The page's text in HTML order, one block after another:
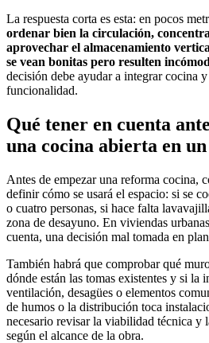
La respuesta corta es esta: en pocos
ordenar bien la circulación,
aprovechar el almacenamiento
se vean bonitas pero resulten
decisión debe ayudar a integrar cocina
funcionalidad.
Qué tener en cuenta
una cocina abierta en
Antes de empezar una reforma cocina,
definir cómo se usará el espacio: si se
o cuatro personas, si hace falta
zona de desayuno. En viviendas
cuenta, una decisión mal tomada en
También habrá que comprobar qué
dónde están las tomas existentes y si la
ventilación, desagües o elementos
de humos o la distribución toca
necesario revisar la viabilidad técnica y
según el alcance de la obra.